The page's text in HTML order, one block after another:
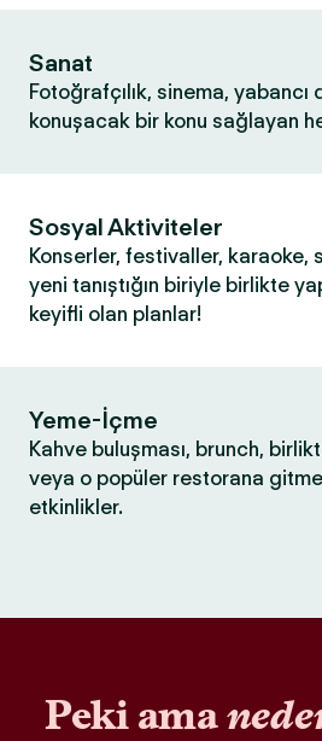
Sanat
Fotoğrafçılık, sinema,
konuşacak bir konu sağlayan
Sosyal Aktiviteler
Konserler, festivaller, karaoke,
yeni tanıştığın biriyle birlikte
keyifli olan planlar!
Yeme-İçme
Kahve buluşması, brunch,
veya o popüler restorana
etkinlikler.
Peki ama